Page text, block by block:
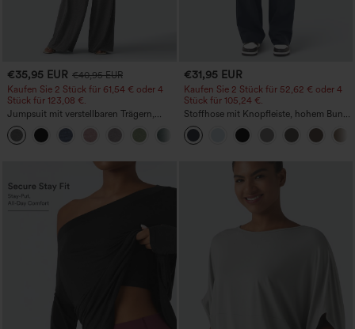
€35,95 EUR €40,95 EUR
Kaufen Sie 2 Stück für 61,54 € oder 4
Stück für 123,08 €.
Jumpsuit mit verstellbaren Trägern,
gerafftem Detail, weitem Bein und
meliertem Stoff, lässig, mit Taschen -
Easy Peezy
+10
€31,95 EUR
Kaufen Sie 2 Stück für 52,62 € oder 4
Stück für 105,24 €.
Stoffhose mit Knopfleiste, hohem Bund,
mehreren Taschen und geradem Bein